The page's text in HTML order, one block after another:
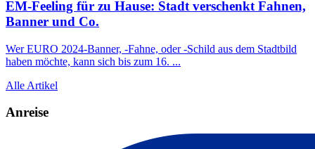
EM-Feeling für zu Hause: Stadt verschenkt Fahnen,
Banner und Co.
Wer EURO 2024-Banner, -Fahne, oder -Schild aus dem Stadtbild
haben möchte, kann sich bis zum 16. ...
Alle Artikel
Anreise